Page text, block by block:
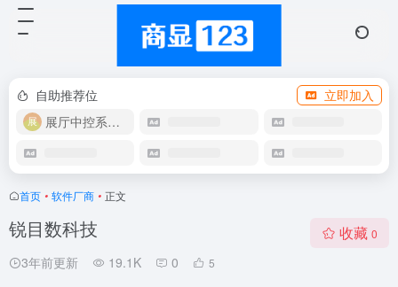
自助推荐位
立即加入
展厅中控系统OEM
首页 • 软件厂商 • 正文
锐目数科技
3年前更新 19.1K 0 5
收藏 0